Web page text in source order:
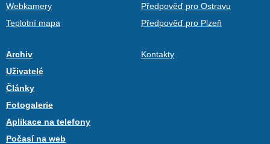
Webkamery
Teplotní mapa
Předpověď pro Ostravu
Předpověď pro Plzeň
Archiv
Uživatelé
Články
Fotogalerie
Aplikace na telefony
Počasí na web
Kontakty